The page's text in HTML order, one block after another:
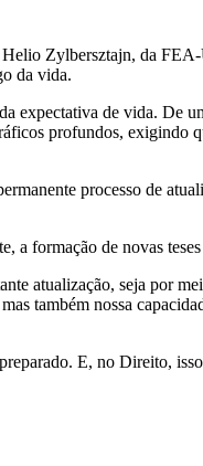
Zylbersztajn, da
da vida.
expectativa de vida. De
profundos, exigindo
processo de
a formação de novas
atualização, seja por
também nossa
E, no Direito,